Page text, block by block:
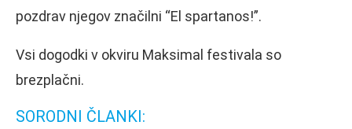
pozdrav njegov značilni “El spartanos!”.
Vsi dogodki v okviru Maksimal festivala so
brezplačni.
SORODNI ČLANKI: